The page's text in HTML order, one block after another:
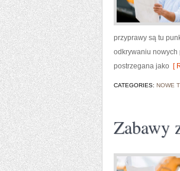
przyprawy są tu
odkrywaniu nowych
postrzegana jako [
CATEGORIES: NOWE
Zabawy